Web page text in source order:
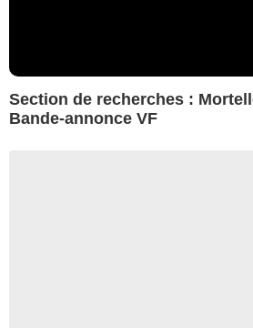
Section de recherches :
Bande-annonce VF